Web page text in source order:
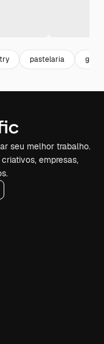
pastelaria
seu melhor trabalho.
empresas,